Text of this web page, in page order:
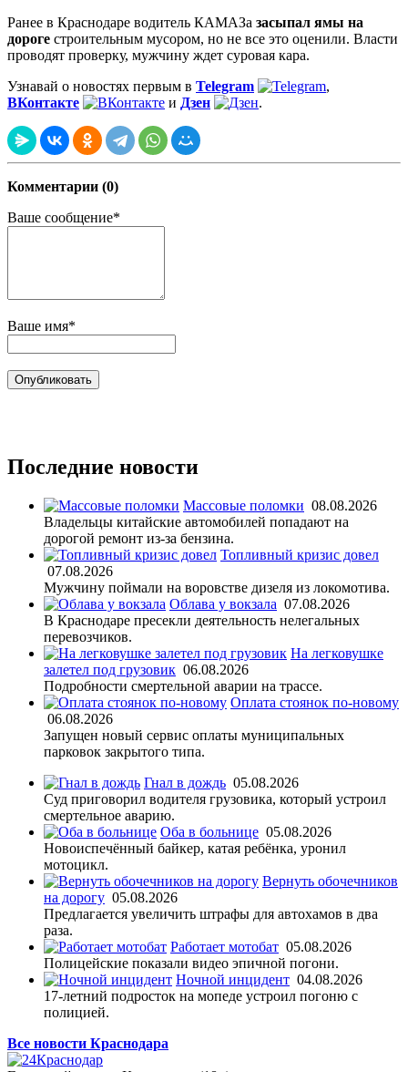
Ранее в Краснодаре водитель КАМАЗа засыпал ямы на
дороге строительным мусором, но не все это оценили. Власти
проводят проверку, мужчину ждет суровая кара.
Узнавай о новостях первым в Telegram
,
ВКонтакте
и Дзен .
Комментарии (0)
Ваше сообщение*
Ваше имя*
Последние новости
Массовые поломки 08.08.2026
Владельцы китайские автомобилей попадают на
дорогой ремонт из-за бензина.
Топливный кризис довел
07.08.2026
Мужчину поймали на воровстве дизеля из локомотива.
Облава у вокзала 07.08.2026
В Краснодаре пресекли деятельность нелегальных
перевозчиков.
На легковушке
залетел под грузовик 06.08.2026
Подробности смертельной аварии на трассе.
Оплата стоянок по-новому
06.08.2026
Запущен новый сервис оплаты муниципальных
парковок закрытого типа.
Гнал в дождь 05.08.2026
Суд приговорил водителя грузовика, который устроил
смертельное аварию.
Оба в больнице 05.08.2026
Новоиспечённый байкер, катая ребёнка, уронил
мотоцикл.
Вернуть обочечников
на дорогу 05.08.2026
Предлагается увеличить штрафы для автохамов в два
раза.
Работает мотобат 05.08.2026
Полицейские показали видео эпичной погони.
Ночной инцидент 04.08.2026
17-летний подросток на мопеде устроил погоню с
полицией.
Все новости Краснодара